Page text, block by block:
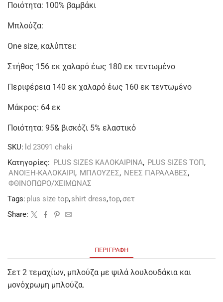
Ποιότητα: 100% βαμβάκι
Μπλούζα:
One size, καλύπτει:
Στήθος 156 εκ χαλαρό έως 180 εκ τεντωμένο
Περιφέρεια 140 εκ χαλαρό έως 160 εκ τεντωμένο
Μάκρος: 64 εκ
Ποιότητα: 95& βισκόζι 5% ελαστικό
SKU: ld 23091 chaki
Κατηγορίες: PLUS SIZES ΚΑΛΟΚΑΙΡΙΝΑ, PLUS SIZES ΤΟΠ,
ΑΝΟΙΞΗ-ΚΑΛΟΚΑΙΡΙ, ΜΠΛΟΥΖΕΣ, ΝΕΕΣ ΠΑΡΑΛΑΒΕΣ,
ΦΘΙΝΟΠΩΡΟ/ΧΕΙΜΩΝΑΣ
Tags: plus size top,shirt dress,top,σετ
Share:
ΠΕΡΙΓΡΑΦΉ
Σετ 2 τεμαχίων, μπλούζα με ψιλά λουλουδάκια και
μονόχρωμη μπλούζα.